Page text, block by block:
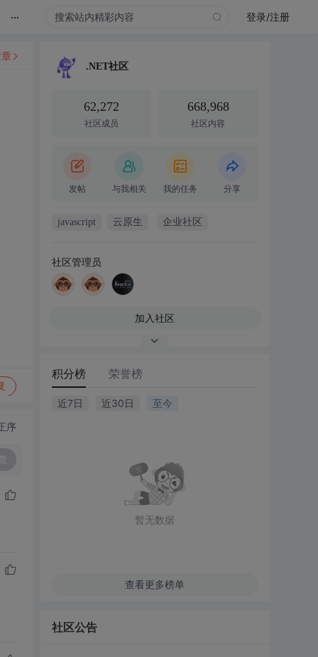
... 登录/注册
序
.NET社区
62,272
社区成员
668,968
社区内容
发帖 与我相关 我的任务 分享
javascript 云原生 企业社区
社区管理员
加入社区
积分榜 荣誉榜
近7日 近30日 至今
暂无数据
查看更多榜单
社区公告